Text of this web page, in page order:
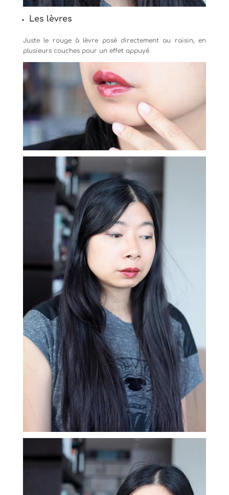
Les lèvres
Juste le rouge à lèvre posé directement au raisin, en
plusieurs couches pour un effet appuyé